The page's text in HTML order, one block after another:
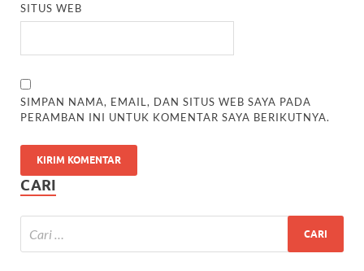
SITUS WEB
SIMPAN NAMA, EMAIL, DAN SITUS WEB SAYA PADA
PERAMBAN INI UNTUK KOMENTAR SAYA BERIKUTNYA.
CARI